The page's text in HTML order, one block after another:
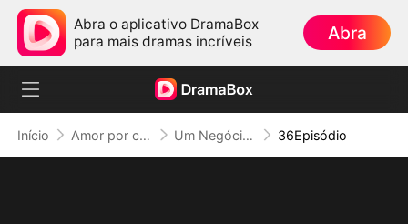
Abra o aplicativo DramaBox
para mais dramas incríveis
Abra
Início Amor por contrato Um Negócio com O Capitão de Hóquei (Dublado) 36Episódio